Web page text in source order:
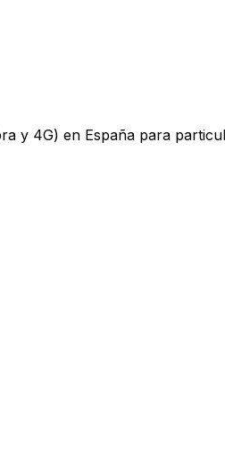
y 4G) en España para